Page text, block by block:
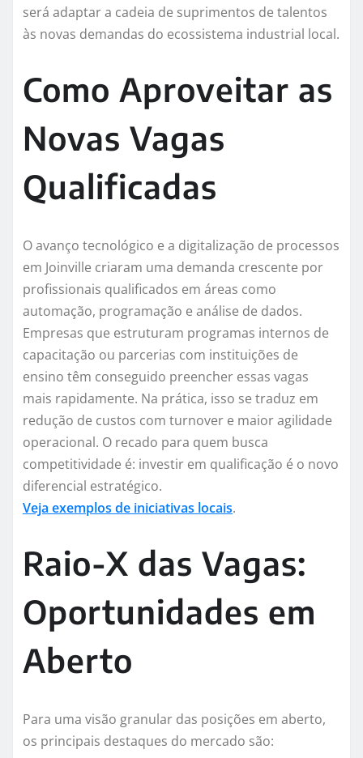
será adaptar a cadeia de suprimentos de talentos
às novas demandas do ecossistema industrial local.
Como Aproveitar as
Novas Vagas
Qualificadas
O avanço tecnológico e a digitalização de processos
em Joinville criaram uma demanda crescente por
profissionais qualificados em áreas como
automação, programação e análise de dados.
Empresas que estruturam programas internos de
capacitação ou parcerias com instituições de
ensino têm conseguido preencher essas vagas
mais rapidamente. Na prática, isso se traduz em
redução de custos com turnover e maior agilidade
operacional. O recado para quem busca
competitividade é: investir em qualificação é o novo
diferencial estratégico.
Veja exemplos de iniciativas locais.
Raio-X das Vagas:
Oportunidades em
Aberto
Para uma visão granular das posições em aberto,
os principais destaques do mercado são: